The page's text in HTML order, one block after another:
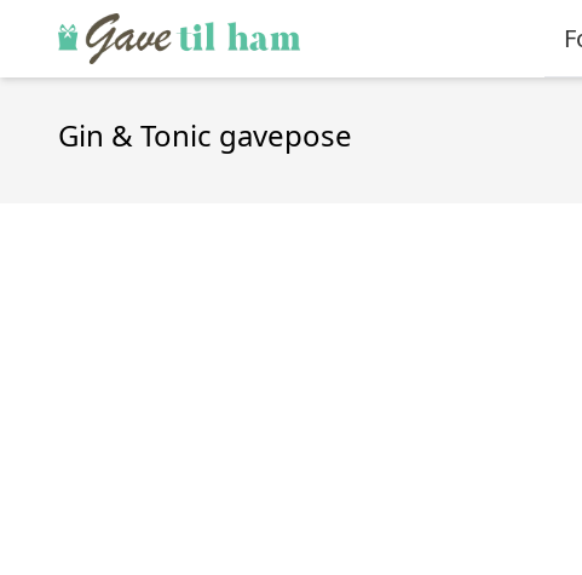
Gin & Tonic gavepose